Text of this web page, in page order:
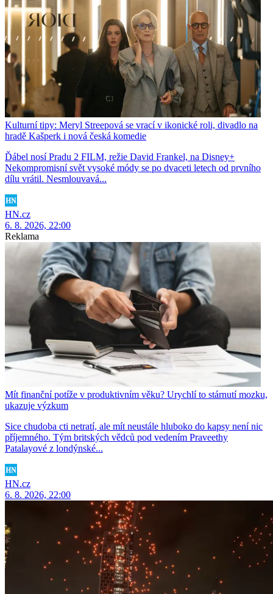
Kulturní tipy: Meryl Streepová se vrací v ikonické roli, divadlo na
hradě Kašperk i nová česká komedie
Ďábel nosí Pradu 2 FILM, režie David Frankel, na Disney+
Nekompromisní svět vysoké módy se po dvaceti letech od prvního
dílu vrátil. Nesmlouvavá...
HN.cz
6. 8. 2026, 22:00
Reklama
Mít finanční potíže v produktivním věku? Urychlí to stárnutí mozku,
ukazuje výzkum
Sice chudoba cti netratí, ale mít neustále hluboko do kapsy není nic
příjemného. Tým britských vědců pod vedením Praveethy
Patalayové z londýnské...
HN.cz
6. 8. 2026, 22:00